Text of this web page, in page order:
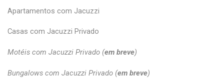
Apartamentos com Jacuzzi
Casas com Jacuzzi Privado
Motéis com Jacuzzi Privado (em breve)
Bungalows com Jacuzzi Privado (em breve)